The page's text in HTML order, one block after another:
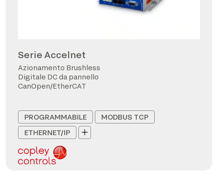
Serie Accelnet
Azionamento Brushless
Digitale DC da pannello
CanOpen/EtherCAT
PROGRAMMABILE
MODBUS TCP
ETHERNET/IP